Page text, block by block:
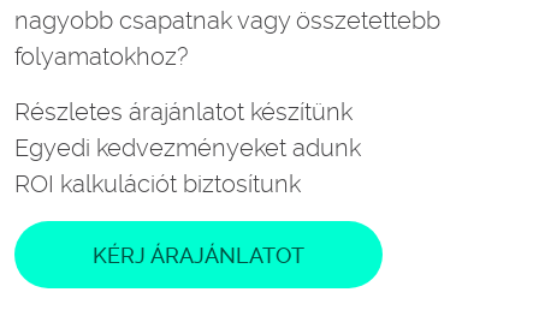
nagyobb csapatnak vagy összetettebb
folyamatokhoz?
Részletes árajánlatot készítünk
Egyedi kedvezményeket adunk
ROI kalkulációt biztosítunk
KÉRJ ÁRAJÁNLATOT